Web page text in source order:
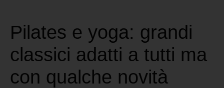
Pilates e yoga: grandi
classici adatti a tutti ma
con qualche novità